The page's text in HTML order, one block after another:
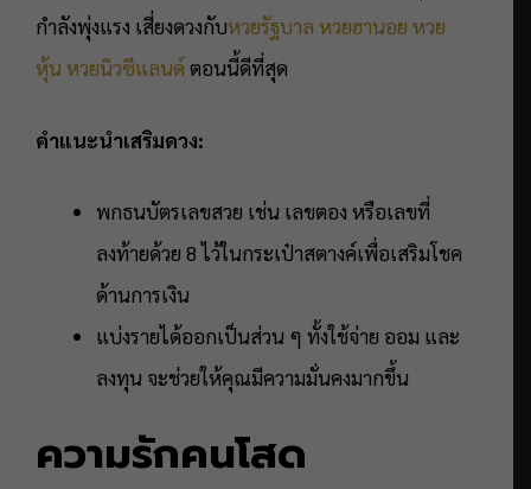
กำลังพุ่งแรง เสี่ยงดวงกับหวยรัฐบาล หวยฮานอย หวย
หุ้น หวยนิวซีแลนด์ ตอนนี้ดีที่สุด
คำแนะนำเสริมดวง:
พกธนบัตรเลขสวย เช่น เลขตอง หรือเลขที่
ลงท้ายด้วย 8 ไว้ในกระเป๋าสตางค์เพื่อเสริมโชค
ด้านการเงิน
แบ่งรายได้ออกเป็นส่วน ๆ ทั้งใช้จ่าย ออม และ
ลงทุน จะช่วยให้คุณมีความมั่นคงมากขึ้น
ความรักคนโสด